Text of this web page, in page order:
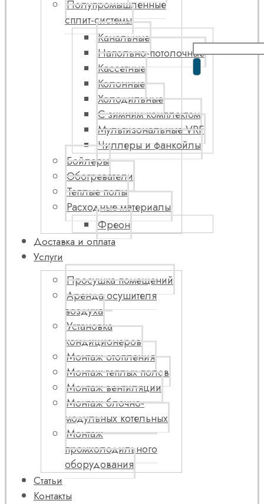
Полупромышленные
сплит-системы
Канальные
Напольно-потолочные
Кассетные
Колонные
Холодильные
С зимним комплектом
Мультизональные VRF
Чиллеры и фанкойлы
Бойлеры
Обогреватели
Теплые полы
Расходные материалы
Фреон
Доставка и оплата
Услуги
Просушка помещений
Аренда осушителя
воздуха
Установка
кондиционеров
Монтаж отопления
Монтаж теплых полов
Монтаж вентиляции
Монтаж блочно-
модульных котельных
Монтаж
промхолодильного
оборудования
Статьи
Контакты